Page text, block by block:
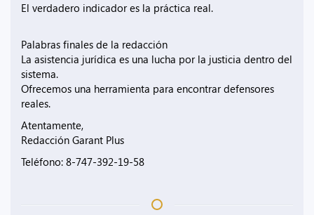
El verdadero indicador es la práctica real.
Palabras finales de la redacción
La asistencia jurídica es una lucha por la justicia dentro del
sistema.
Ofrecemos una herramienta para encontrar defensores
reales.
Atentamente,
Redacción Garant Plus
Teléfono: 8-747-392-19-58